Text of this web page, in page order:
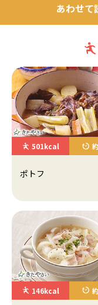
あわせて
501kcal
ポトフ
146kcal